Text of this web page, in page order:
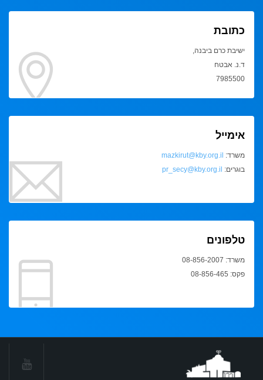
כתובת
ישיבת כרם ביבנה,
ד.נ. אבטח
7985500
אימייל
משרד: mazkirut@kby.org.il
בוגרים: pr_secy@kby.org.il
טלפונים
משרד: 08-856-2007
פקס: 08-856-465